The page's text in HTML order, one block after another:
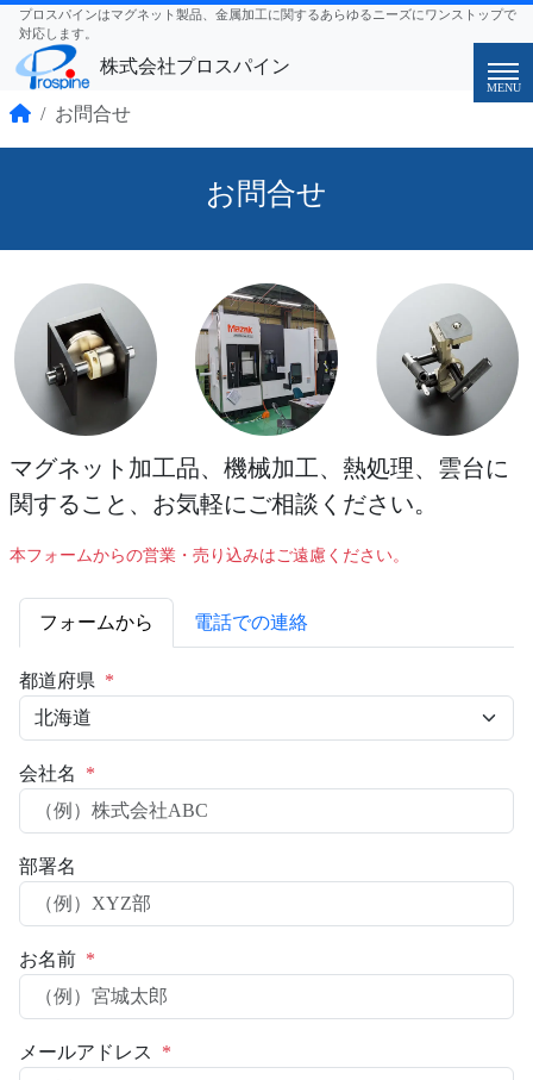
プロスパインはマグネット製品、金属加工に関するあらゆるニーズにワンストップで
対応します。
株式会社プロスパイン
MENU
お問合せ
お問合せ
マグネット加工品、機械加工、熱処理、雲台に
関すること、お気軽にご相談ください。
本フォームからの営業・売り込みはご遠慮ください。
フォームから 電話での連絡
都道府県 *
会社名 *
部署名
お名前 *
メールアドレス *